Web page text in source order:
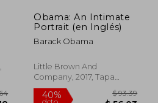
Obama: An Intimate
Portrait (en Inglés)
Barack Obama
Little Brown And
Company, 2017, Tapa
Dura, Nuevo